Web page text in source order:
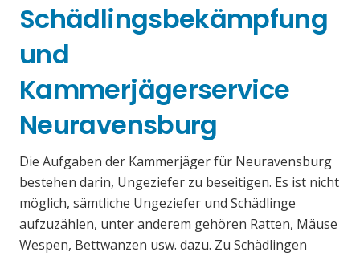
Schädlingsbekämpfung
und
Kammerjägerservice
Neuravensburg
Die Aufgaben der Kammerjäger für Neuravensburg
bestehen darin, Ungeziefer zu beseitigen. Es ist nicht
möglich, sämtliche Ungeziefer und Schädlinge
aufzuzählen, unter anderem gehören Ratten, Mäuse
Wespen, Bettwanzen usw. dazu. Zu Schädlingen